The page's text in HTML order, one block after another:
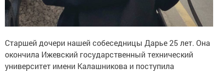
Старшей дочери нашей собеседницы Дарье 25 лет. Она
окончила Ижевский государственный технический
университет имени Калашникова и поступила